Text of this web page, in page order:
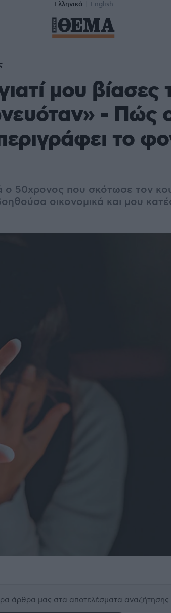
Ελληνικά English
μου βίασες
- Πώς
το
ο 50χρονος που σκότωσε τον
οικονομικά και μου
άρθρα μας στα αποτελέσματα αναζήτησης